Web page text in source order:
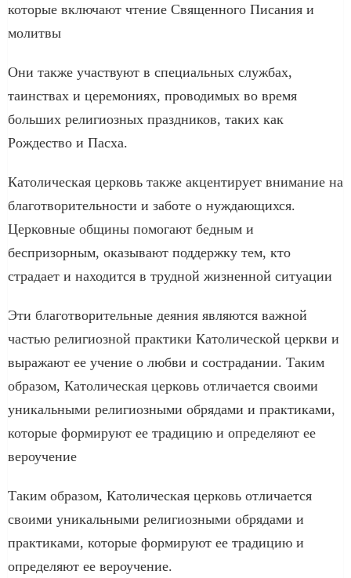
которые включают чтение Священного Писания и
молитвы
Они также участвуют в специальных службах,
таинствах и церемониях, проводимых во время
больших религиозных праздников, таких как
Рождество и Пасха.
Католическая церковь также акцентирует внимание на
благотворительности и заботе о нуждающихся.
Церковные общины помогают бедным и
беспризорным, оказывают поддержку тем, кто
страдает и находится в трудной жизненной ситуации
Эти благотворительные деяния являются важной
частью религиозной практики Католической церкви и
выражают ее учение о любви и сострадании. Таким
образом, Католическая церковь отличается своими
уникальными религиозными обрядами и практиками,
которые формируют ее традицию и определяют ее
вероучение
Таким образом, Католическая церковь отличается
своими уникальными религиозными обрядами и
практиками, которые формируют ее традицию и
определяют ее вероучение.